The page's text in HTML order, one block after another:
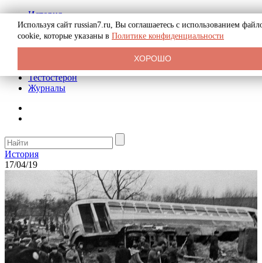
История
Биография
Криминал
Реклама на сайте
Тестостерон
Журналы
История
17/04/19
Используя сайт russian7.ru, Вы соглашаетесь с использованием
cookie, которые указаны в Политике конфиденциальности
ХОРОШО